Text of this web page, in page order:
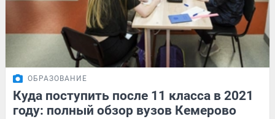
ОБРАЗОВАНИЕ
Куда поступить после 11 класса в 2021
году: полный обзор вузов Кемерово